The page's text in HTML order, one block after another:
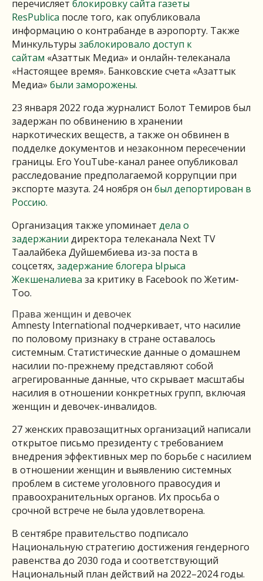
перечисляет блокировку сайта газеты
ResPublica после того, как опубликовала
информацию о контрабанде в аэропорту. Также
Минкультуры заблокировало доступ к
сайтам «Азаттык Медиа» и онлайн-телеканала
«Настоящее время». Банковские счета «Азаттык
Медиа» были заморожены.
23 января 2022 года журналист Болот Темиров был
задержан по обвинению в хранении
наркотических веществ, а также он обвинен в
подделке документов и незаконном пересечении
границы. Его YouTube-канал ранее опубликовал
расследование предполагаемой коррупции при
экспорте мазута. 24 ноября он был депортирован в
Россию.
Организация также упоминает дела о
задержании директора телеканала Next TV
Таалайбека Дуйшембиева из-за поста в
соцсетях, задержание блогера Ырыса
Жекшеналиева за критику в Facebook по Жетим-
Тоо.
Права женщин и девочек
Amnesty International подчеркивает, что насилие
по половому признаку в стране оставалось
системным. Статистические данные о домашнем
насилии по-прежнему представляют собой
агрегированные данные, что скрывает масштабы
насилия в отношении конкретных групп, включая
женщин и девочек-инвалидов.
27 женских правозащитных организаций написали
открытое письмо президенту с требованием
внедрения эффективных мер по борьбе с насилием
в отношении женщин и выявлению системных
проблем в системе уголовного правосудия и
правоохранительных органов. Их просьба о
срочной встрече не была удовлетворена.
В сентябре правительство подписало
Национальную стратегию достижения гендерного
равенства до 2030 года и соответствующий
Национальный план действий на 2022–2024 годы.